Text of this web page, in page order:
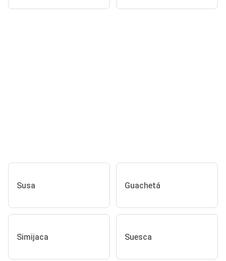
Susa Guachetá
Simijaca Suesca